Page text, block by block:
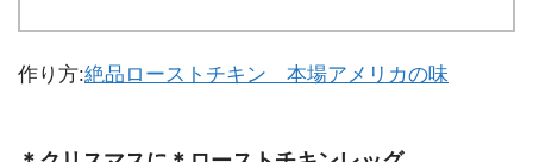
作り方:絶品ローストチキン 本場アメリカの味